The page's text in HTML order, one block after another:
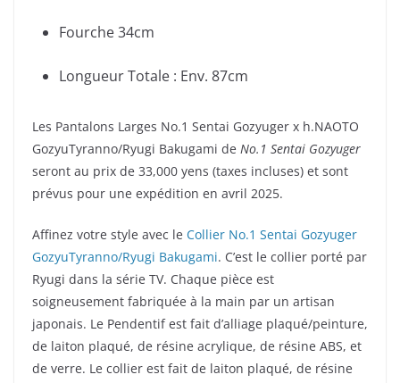
Fourche 34cm
Longueur Totale : Env. 87cm
Les Pantalons Larges No.1 Sentai Gozyuger x h.NAOTO
GozyuTyranno/Ryugi Bakugami de No.1 Sentai Gozyuger
seront au prix de 33,000 yens (taxes incluses) et sont
prévus pour une expédition en avril 2025.
Affinez votre style avec le Collier No.1 Sentai Gozyuger
GozyuTyranno/Ryugi Bakugami. C’est le collier porté par
Ryugi dans la série TV. Chaque pièce est
soigneusement fabriquée à la main par un artisan
japonais. Le Pendentif est fait d’alliage plaqué/peinture,
de laiton plaqué, de résine acrylique, de résine ABS, et
de verre. Le collier est fait de laiton plaqué, de résine